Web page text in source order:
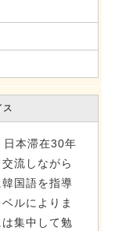
ス
日本滞在30年
流しながら
国語を指導
ルによりま
集中して勉